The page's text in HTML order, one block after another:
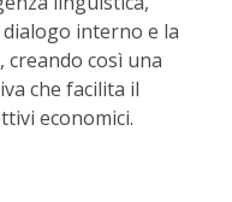
interno e la
così una
che facilita il
economici.